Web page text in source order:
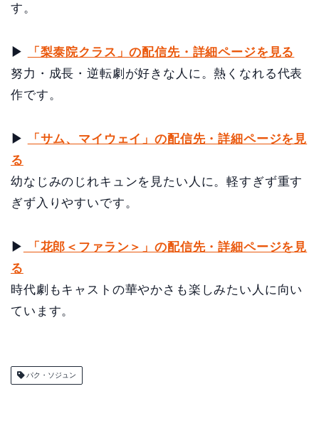
す。
▶
「梨泰院クラス」の配信先・詳細ページを見る
努力・成長・逆転劇が好きな人に。熱くなれる代表
作です。
▶
「サム、マイウェイ」の配信先・詳細ページを見
る
幼なじみのじれキュンを見たい人に。軽すぎず重す
ぎず入りやすいです。
▶
「花郎＜ファラン＞」の配信先・詳細ページを見
る
時代劇もキャストの華やかさも楽しみたい人に向い
ています。
パク・ソジュン